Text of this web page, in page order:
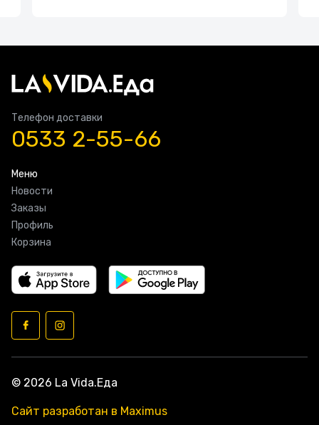
Телефон доставки
0533 2-55-66
Меню
Новости
Заказы
Профиль
Корзина
© 2026 La Vida.Еда
Сайт разработан в Maximus